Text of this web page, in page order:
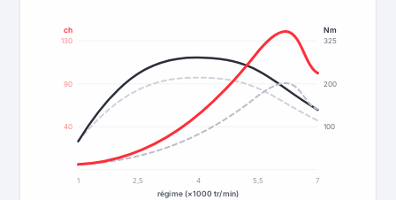
40
90
130
100
200
325
ch Nm
1 2,5 4 5,5
7
régime (×1000 tr/min)